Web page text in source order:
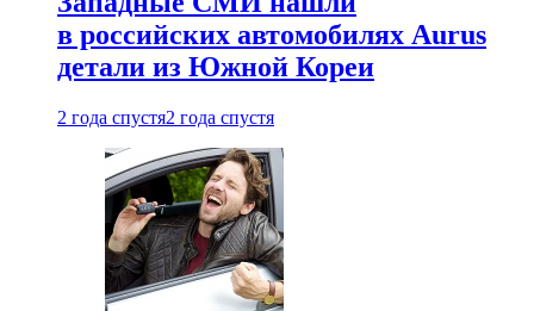
в российских автомобилях Aurus
детали из Южной Кореи
2 года спустя2 года спустя